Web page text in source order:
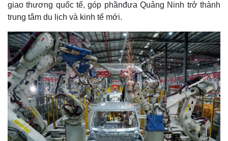
giao thương quốc tế, góp phầnđưa Quảng Ninh trở thành
trung tâm du lịch và kinh tế mới.